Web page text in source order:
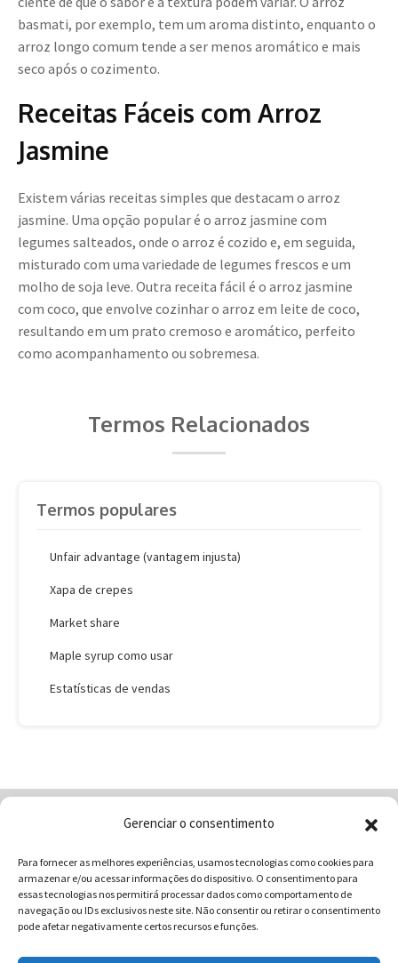
Gerenciar o consentimento
Para fornecer as melhores experiências, usamos tecnologias como cookies para
armazenar e/ou acessar informações do dispositivo. O consentimento para
essas tecnologias nos permitirá processar dados como comportamento de
navegação ou IDs exclusivos neste site. Não consentir ou retirar o consentimento
pode afetar negativamente certos recursos e funções.
basmati, por exemplo, tem um aroma distinto, enquanto o
arroz longo comum tende a ser menos aromático e mais
seco após o cozimento.
Receitas Fáceis com Arroz
Jasmine
Existem várias receitas simples que destacam o arroz
jasmine. Uma opção popular é o arroz jasmine com
legumes salteados, onde o arroz é cozido e, em seguida,
misturado com uma variedade de legumes frescos e um
molho de soja leve. Outra receita fácil é o arroz jasmine
com coco, que envolve cozinhar o arroz em leite de coco,
resultando em um prato cremoso e aromático, perfeito
como acompanhamento ou sobremesa.
Termos Relacionados
Termos populares
Unfair advantage (vantagem injusta)
Xapa de crepes
Market share
Maple syrup como usar
Estatísticas de vendas
Contatos
Receitas
Blog
Vocabulário da Gastronomia